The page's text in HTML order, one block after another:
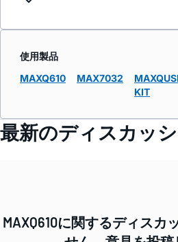
使用製品
MAXQ610
MAX7032
KIT
最新のディスカッ
MAXQ610に関するディスカ